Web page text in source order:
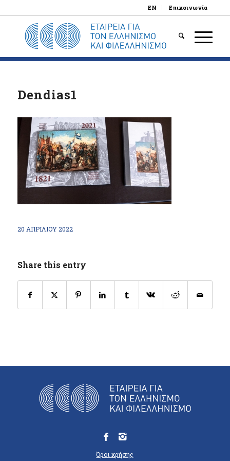
EN Επικοινωνία
Dendias1
20 ΑΠΡΙΛΊΟΥ 2022
Share this entry
Όροι χρήσης